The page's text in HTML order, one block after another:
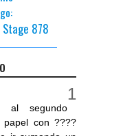
Stage 878
al segundo
papel con ????